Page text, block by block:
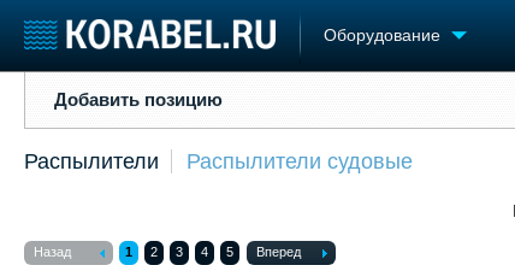
Оборудование
Судостроение
Пульс
Репутация
Торговая площадка
Доска объявлений
Изделия
Добавить позицию
Распылители Распылители судовые
Назад 1 2 3 4 5 Вперед